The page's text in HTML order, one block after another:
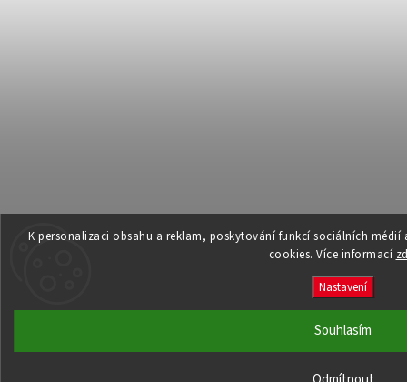
K personalizaci obsahu a reklam, poskytování funkcí sociálních
cookies. Více informací
Nastavení
Souhlasím